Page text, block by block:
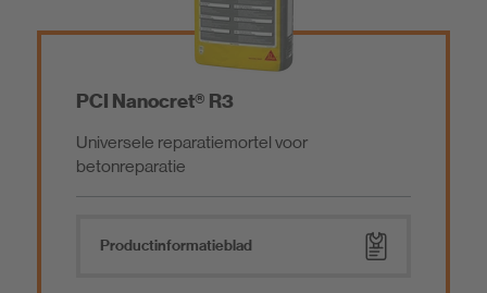
PCI Nanocret® R3
Universele reparatiemortel voor
betonreparatie
Product­informatieblad